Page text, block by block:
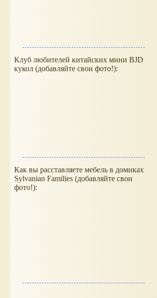
Клуб любителей китайских мини BJD
кукол (добавляйте свои фото!):
Как вы расставляете мебель в домиках
Sylvanian Families (добавляйте свои
фото!):